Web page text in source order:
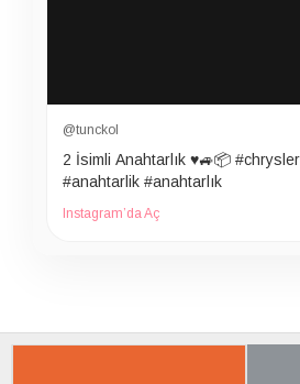
@tunckol
2 İsimli Anahtarlık ♥️🚙📦 #chrysleranahtarlik
#anahtarlik #anahtarlık
Instagram’da Aç